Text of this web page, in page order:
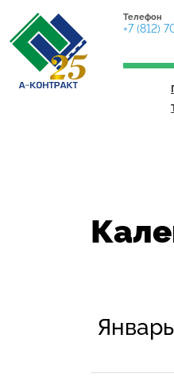
Телефон
+7 (812)
Январь